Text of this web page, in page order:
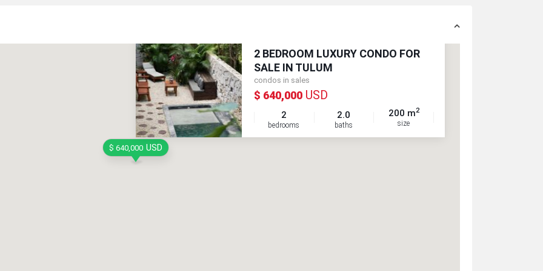
$ 640,000 USD
2 BEDROOM LUXURY CONDO FOR
SALE IN TULUM
condos in sales
$ 640,000 USD
2
bedrooms
2.0
baths
200 m2
size